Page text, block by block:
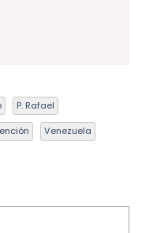
P. Rafael
Venezuela